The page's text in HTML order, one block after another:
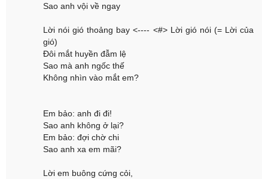
Sao anh vội về ngay
Lời nói gió thoảng bay <---- <#> Lời gió nói (= Lời của
gió)
Đôi mắt huyền đẫm lệ
Sao mà anh ngốc thế
Không nhìn vào mắt em?
Em bảo: anh đi đi!
Sao anh không ở lại?
Em bảo: đợi chờ chi
Sao anh xa em mãi?
Lời em buông cứng cỏi,